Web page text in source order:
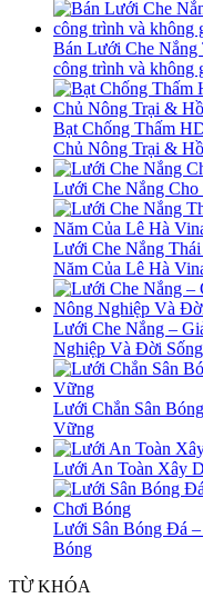
Bán Lưới Che Nắng
công trình và không
Bạt Chống Thấm
Chủ Nông Trại &
Lưới Che Nắng Cho
Lưới Che Nắng
Năm Của Lê Hà
Lưới Che Nắng –
Nghiệp Và Đời Sống
Lưới Chắn Sân
Vững
Lưới An Toàn Xây
Lưới Sân Bóng Đá
Bóng
TỪ KHÓA